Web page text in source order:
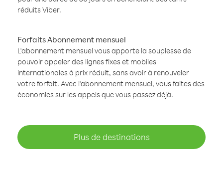
réduits Viber.
Forfaits Abonnement mensuel
L'abonnement mensuel vous apporte la souplesse de
pouvoir appeler des lignes fixes et mobiles
internationales à prix réduit, sans avoir à renouveler
votre forfait. Avec l'abonnement mensuel, vous faites des
économies sur les appels que vous passez déjà.
Plus de destinations